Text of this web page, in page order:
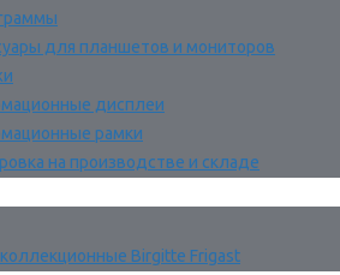
для планшетов и мониторов
дисплеи
рамки
на производстве и складе
Birgitte Frigast